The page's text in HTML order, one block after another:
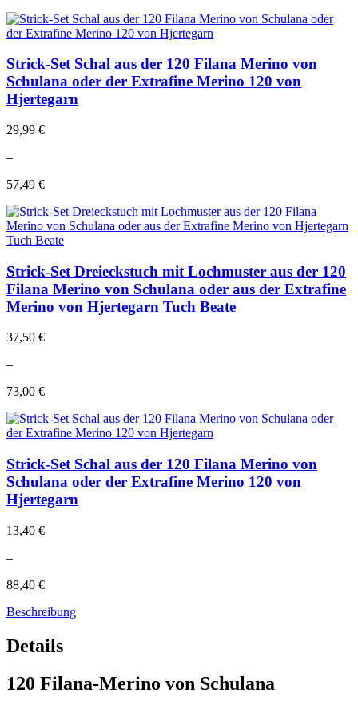
Strick-Set Schal aus der 120 Filana Merino von
Schulana oder der Extrafine Merino 120 von
Hjertegarn
29,99 €
–
57,49 €
Strick-Set Dreieckstuch mit Lochmuster aus der 120
Filana Merino von Schulana oder aus der Extrafine
Merino von Hjertegarn Tuch Beate
37,50 €
–
73,00 €
Strick-Set Schal aus der 120 Filana Merino von
Schulana oder der Extrafine Merino 120 von
Hjertegarn
13,40 €
–
88,40 €
Beschreibung
Details
120 Filana-Merino von Schulana